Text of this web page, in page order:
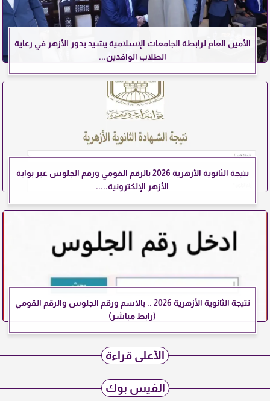
الأمين العام لرابطة الجامعات الإسلامية يشيد بدور الأزهر في رعاية
الطلاب الوافدين...
نتيجة الثانوية الأزهرية 2026 بالرقم القومي ورقم الجلوس عبر بوابة
الأزهر الإلكترونية.....
نتيجة الثانوية الأزهرية 2026 .. بالاسم ورقم الجلوس والرقم القومي
(رابط مباشر)
الأعلى قراءة
الفيس بوك